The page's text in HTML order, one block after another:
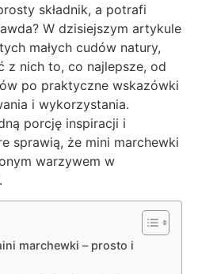
składnik, a potrafi
W dzisiejszym artykule
małych cudów natury,
z nich to, co najlepsze, od
po praktyczne wskazówki
i wykorzystania.
porcję inspiracji i
sprawią, że mini marchewki
warzywem w
marchewki – prosto i